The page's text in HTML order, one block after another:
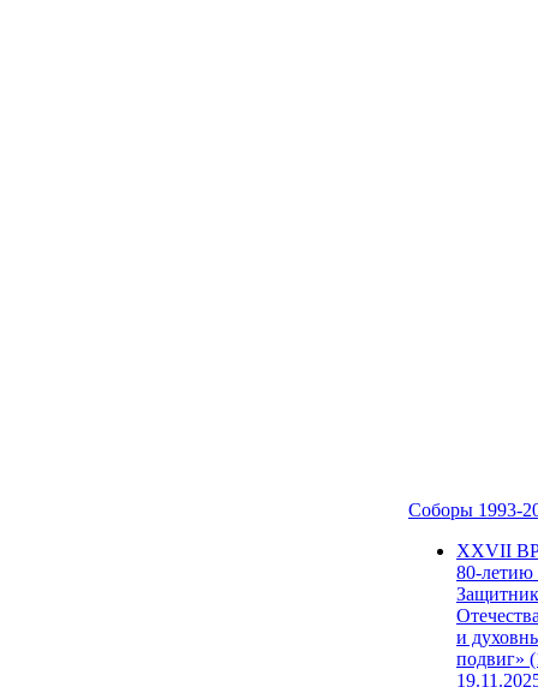
Соборы 1993-
ХХVII
80-
и
подвиг»